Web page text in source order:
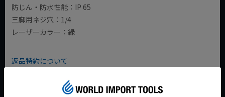
防じん・防水性能：IP 65
三脚用ネジ穴：1/4
レーザーカラー：緑
返品特約について
商品についてのお問い合わせ